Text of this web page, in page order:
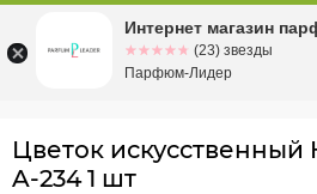
Омскул. Заозерная,
Цветок искусственный
A-234 1 шт
Интернет магазин
☆☆☆☆☆
★★★★★ (23) звезды
Парфюм-Лидер